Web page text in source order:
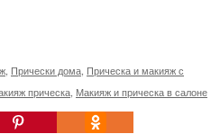
Прически дома Прическа и макияж с
прическа Макияж и прическа в салоне